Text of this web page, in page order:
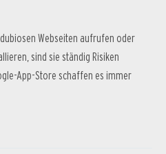
Webseiten aufrufen oder
sind sie ständig Risiken
App-Store schaffen es immer